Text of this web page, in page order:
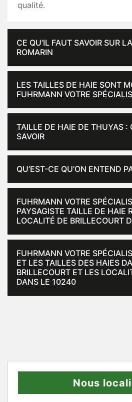
qualité.
CE QU’IL FAUT SAVOIR SUR
ROMARIN
LES TAILLES DE HAIE SONT
FUHRMANN VOTRE
TAILLE DE HAIE DE THUYAS :
SAVOIR
QU’EST-CE QU’ON ENTEND
FUHRMANN VOTRE
PAYSAGISTE TAILLE DE HAIE
LOCALITÉ DE BRILLECOURT
FUHRMANN VOTRE
ET LES TAILLES DES HAIES
BRILLECOURT ET LES
DANS LE 10240
Nous